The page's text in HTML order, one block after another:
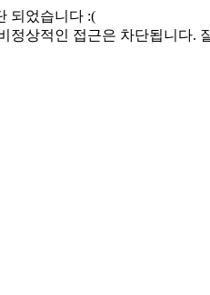
되었습니다 :(
정상적인 접근은 차단됩니다